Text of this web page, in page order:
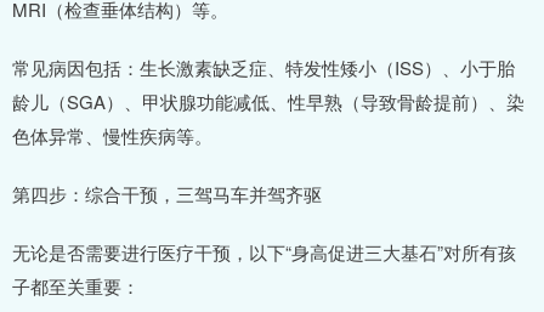
MRI（检查垂体结构）等。
常见病因包括：生长激素缺乏症、特发性矮小（ISS）、小于胎
龄儿（SGA）、甲状腺功能减低、性早熟（导致骨龄提前）、染
色体异常、慢性疾病等。
第四步：综合干预，三驾马车并驾齐驱
无论是否需要进行医疗干预，以下“身高促进三大基石”对所有孩
子都至关重要：